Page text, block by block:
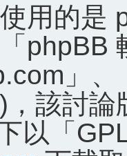
用的是
phpBB
」
該討論
以「